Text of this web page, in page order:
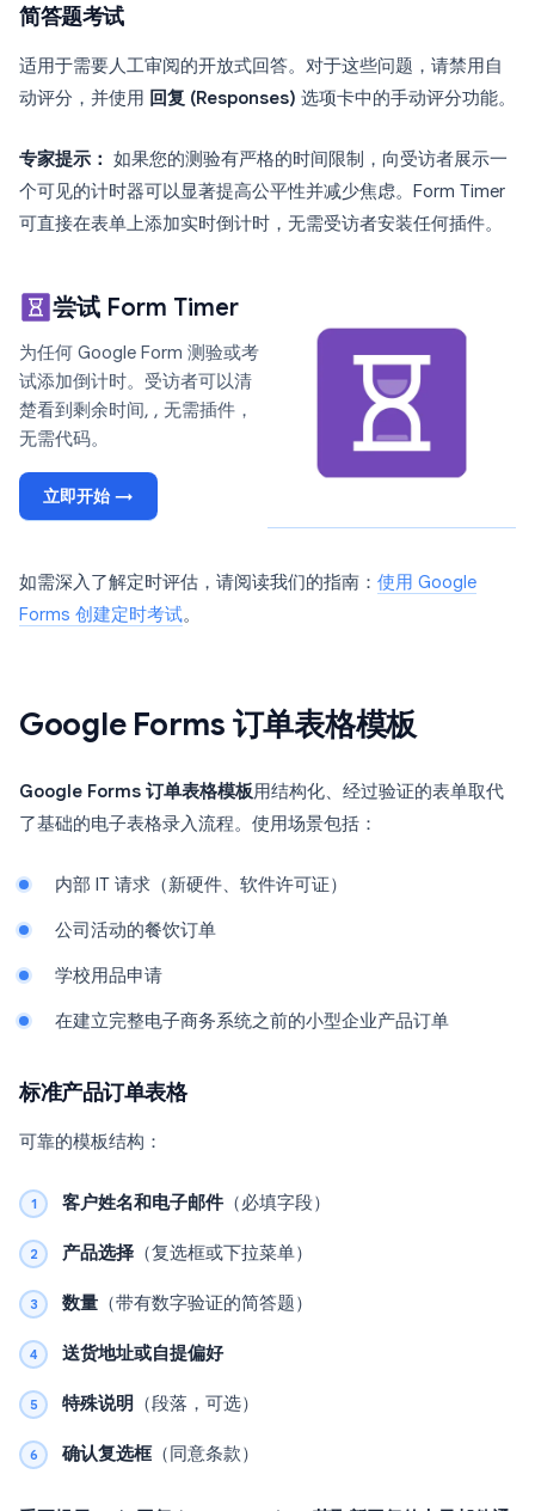
简答题考试
适用于需要人工审阅的开放式回答。对于这些问题，请禁用自
动评分，并使用 回复 (Responses) 选项卡中的手动评分功能。
专家提示： 如果您的测验有严格的时间限制，向受访者展示一
个可见的计时器可以显著提高公平性并减少焦虑。Form Timer
可直接在表单上添加实时倒计时，无需受访者安装任何插件。
尝试 Form Timer
为任何 Google Form 测验或考
试添加倒计时。受访者可以清
楚看到剩余时间, , 无需插件，
无需代码。
立即开始 →
如需深入了解定时评估，请阅读我们的指南： 使用 Google
Forms 创建定时考试。
Google Forms 订单表格模板
Google Forms 订单表格模板用结构化、经过验证的表单取代
了基础的电子表格录入流程。使用场景包括：
内部 IT 请求（新硬件、软件许可证）
公司活动的餐饮订单
学校用品申请
在建立完整电子商务系统之前的小型企业产品订单
标准产品订单表格
可靠的模板结构：
客户姓名和电子邮件（必填字段）
产品选择 （复选框或下拉菜单）
数量 （带有数字验证的简答题）
送货地址或自提偏好
特殊说明 （段落，可选）
确认复选框（同意条款）